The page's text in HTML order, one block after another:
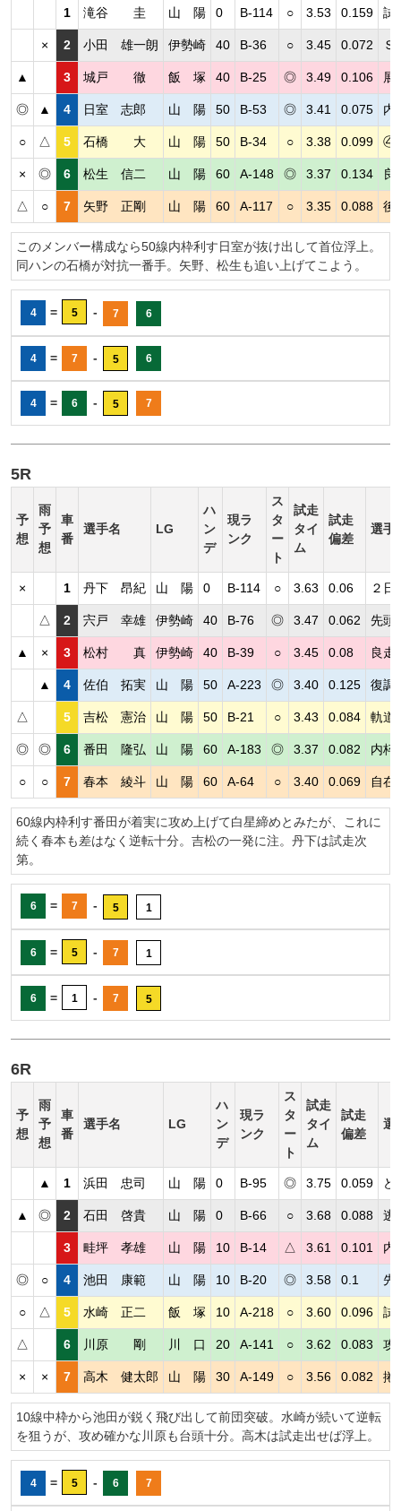
1 滝谷 圭 山 陽 0 B-114 ○ 3.53 0.159 試
× 2 小田 雄一朗 伊勢崎 40 B-36 ○ 3.45 0.072 Ｓ
▲ 3 城戸 徹 飯 塚 40 B-25 ◎ 3.49 0.106 展
◎ ▲ 4 日室 志郎 山 陽 50 B-53 ◎ 3.41 0.075 内
○ △ 5 石橋 大 山 陽 50 B-34 ○ 3.38 0.099 ④
× ◎ 6 松生 信二 山 陽 60 A-148 ◎ 3.37 0.134 良
△ ○ 7 矢野 正剛 山 陽 60 A-117 ○ 3.35 0.088 後
このメンバー構成なら50線内枠利す日室が抜け出して首位浮上。
同ハンの石橋が対抗一番手。矢野、松生も追い上げてこよう。
4 = 5 - 7 6
4 = 7 - 5 6
4 = 6 - 5 7
5R
予
想
雨
予
想
車
番
選手名 LG
ハ
ン
デ
現ラ
ンク
ス
タ
ー
ト
試走
タイ
ム
試走
偏差
選手
× 1 丹下 昂紀 山 陽 0 B-114 ○ 3.63 0.06 ２日
△ 2 宍戸 幸雄 伊勢崎 40 B-76 ◎ 3.47 0.062 先頭
▲ × 3 松村 真 伊勢崎 40 B-39 ○ 3.45 0.08 良走
▲ 4 佐伯 拓実 山 陽 50 A-223 ◎ 3.40 0.125 復調
△ 5 吉松 憲治 山 陽 50 B-21 ○ 3.43 0.084 軌道
◎ ◎ 6 番田 隆弘 山 陽 60 A-183 ◎ 3.37 0.082 内枠
○ ○ 7 春本 綾斗 山 陽 60 A-64 ○ 3.40 0.069 自在
60線内枠利す番田が着実に攻め上げて白星締めとみたが、これに
続く春本も差はなく逆転十分。吉松の一発に注。丹下は試走次
第。
6 = 7 - 5 1
6 = 5 - 7 1
6 = 1 - 7 5
6R
予
想
雨
予
想
車
番
選手名 LG
ハ
ン
デ
現ラ
ンク
ス
タ
ー
ト
試走
タイ
ム
試走
偏差
選
▲ 1 浜田 忠司 山 陽 0 B-95 ◎ 3.75 0.059 ど
▲ ◎ 2 石田 啓貴 山 陽 0 B-66 ○ 3.68 0.088 逃
3 畦坪 孝雄 山 陽 10 B-14 △ 3.61 0.101 内
◎ ○ 4 池田 康範 山 陽 10 B-20 ◎ 3.58 0.1 先
○ △ 5 水崎 正二 飯 塚 10 A-218 ○ 3.60 0.096 試
△ 6 川原 剛 川 口 20 A-141 ○ 3.62 0.083 攻
× × 7 高木 健太郎 山 陽 30 A-149 ○ 3.56 0.082 捲
10線中枠から池田が鋭く飛び出して前団突破。水崎が続いて逆転
を狙うが、攻め確かな川原も台頭十分。高木は試走出せば浮上。
4 = 5 - 6 7